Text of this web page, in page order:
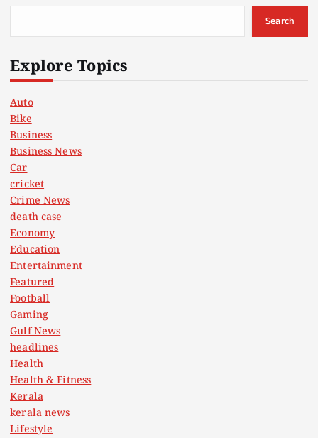
Search
Explore Topics
Auto
Bike
Business
Business News
Car
cricket
Crime News
death case
Economy
Education
Entertainment
Featured
Football
Gaming
Gulf News
headlines
Health
Health & Fitness
Kerala
kerala news
Lifestyle